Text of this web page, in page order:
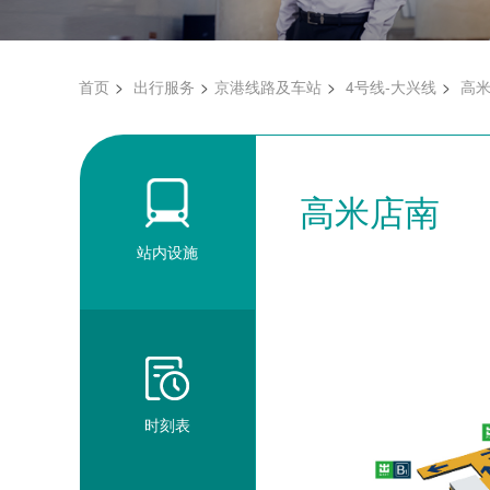
首页 出行服务 京港线路及车站 4号线-大兴线 高
站内设施
时刻表
高米店南